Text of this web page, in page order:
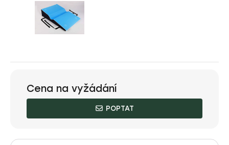
Cena na vyžádání
POPTAT